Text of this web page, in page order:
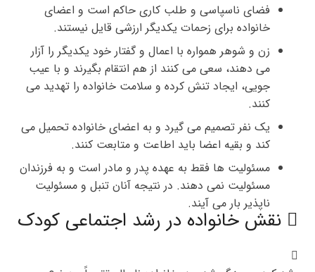
فضای ناسپاسی و طلب کاری حاکم است و اعضای
خانواده برای زحمات یکدیگر ارزشی قایل نیستند.
زن و شوهر همواره با اعمال و گفتار خود یکدیگر را آزار
می دهند، سعی می کنند از هم انتقام بگیرند و با عیب
جویی، ایجاد تنش کرده و سلامت خانواده را تهدید می
کنند.
یک نفر تصمیم می گیرد و به اعضای خانواده تحمیل می
کند و بقیه اعضا باید اطاعت و متابعت کنند.
مسئولیت ها فقط به عهده پدر و مادر است و به فرزندان
مسئولیت نمی دهند. در نتیجه آنان تنبل و مسئولیت
ناپذیر بار می آیند.
نقش خانواده در رشد اجتماعی کودک